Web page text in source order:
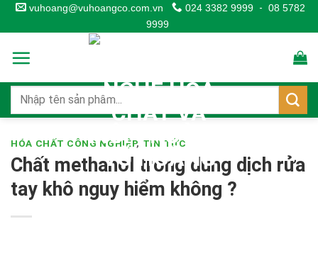
Skip
to
content
vuhoang@vuhoangco.com.vn 024 3382 9999 - 08 5782
9999
HÓA CHẤT CÔNG NGHIỆP, TIN TỨC
Chất methanol trong dung dịch rửa
tay khô nguy hiểm không ?